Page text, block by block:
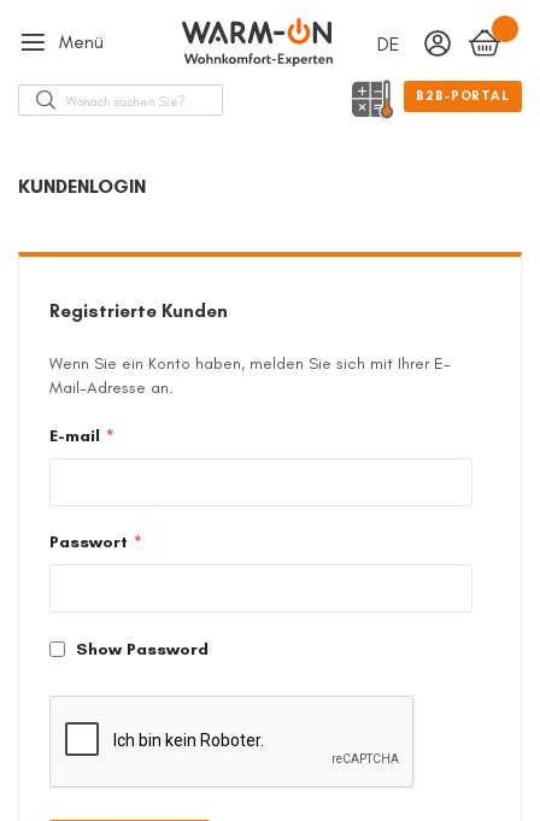
Menü
Suche
Sprache
DEUTSCH
B2B-PORTAL
KUNDENLOGIN
Registrierte Kunden
Wenn Sie ein Konto haben, melden Sie sich mit Ihrer E-
Mail-Adresse an.
E-mail
Passwort
Show Password